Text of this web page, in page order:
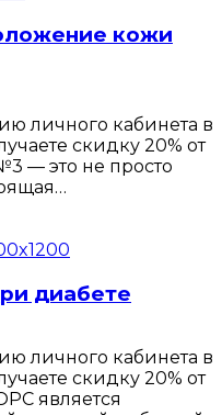
кожи
личного кабинета в
скидку 20% от
— это не просто
диабете
личного кабинета в
скидку 20% от
является